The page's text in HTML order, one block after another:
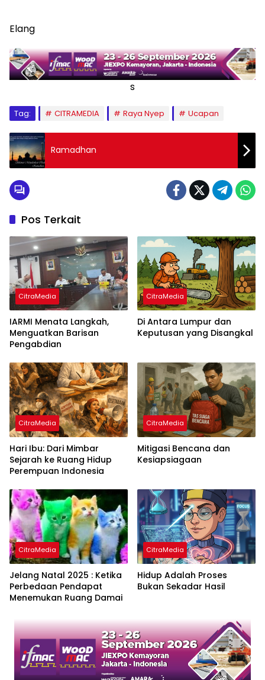
Elang
s
Tag: CITRAMEDIA Raya Nyep Ucapan
Ramadhan
Pos Terkait
CitraMedia
IARMI Menata Langkah,
Menguatkan Barisan
Pengabdian
CitraMedia
Di Antara Lumpur dan
Keputusan yang Disangkal
CitraMedia
Hari Ibu: Dari Mimbar
Sejarah ke Ruang Hidup
Perempuan Indonesia
CitraMedia
Mitigasi Bencana dan
Kesiapsiagaan
CitraMedia
Jelang Natal 2025 : Ketika
Perbedaan Pendapat
Menemukan Ruang Damai
CitraMedia
Hidup Adalah Proses
Bukan Sekadar Hasil